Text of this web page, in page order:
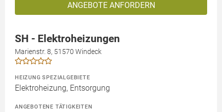
ANGEBOTE ANFORDERN
SH - Elektroheizungen
Marienstr. 8, 51570 Windeck
HEIZUNG SPEZIALGEBIETE
Elektroheizung, Entsorgung
ANGEBOTENE TÄTIGKEITEN